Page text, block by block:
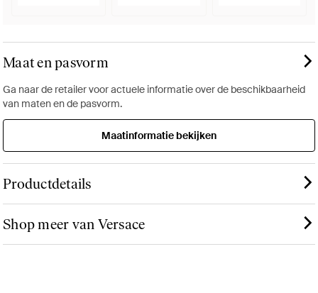
Maat en pasvorm
Ga naar de retailer voor actuele informatie over de beschikbaarheid
van maten en de pasvorm.
Maatinformatie bekijken
Productdetails
Shop meer van Versace